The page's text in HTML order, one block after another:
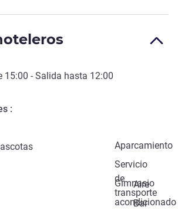
15:00 - Salida hasta 12:00
Aparcamiento
Servicio
de
transporte
Gimnasio
Aire
acondicionado
Bar